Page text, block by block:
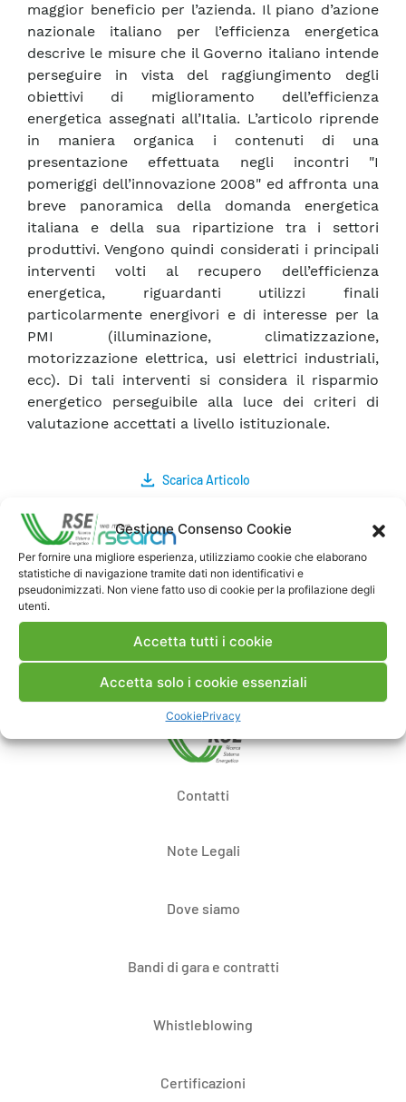
Gestione Consenso Cookie
Per fornire una migliore esperienza, utilizziamo cookie che elaborano
statistiche di navigazione tramite dati non identificativi e
pseudonimizzati. Non viene fatto uso di cookie per la profilazione degli
utenti.
Accetta tutti i cookie
Accetta solo i cookie essenziali
CookiePrivacy
maggior beneficio per l’azienda. Il piano d’azione
nazionale italiano per l’efficienza energetica
descrive le misure che il Governo italiano intende
perseguire in vista del raggiungimento degli
obiettivi di miglioramento dell’efficienza
energetica assegnati all’Italia. L’articolo riprende
in maniera organica i contenuti di una
presentazione effettuata negli incontri "I
pomeriggi dell’innovazione 2008" ed affronta una
breve panoramica della domanda energetica
italiana e della sua ripartizione tra i settori
produttivi. Vengono quindi considerati i principali
interventi volti al recupero dell’efficienza
energetica, riguardanti utilizzi finali
particolarmente energivori e di interesse per la
PMI (illuminazione, climatizzazione,
motorizzazione elettrica, usi elettrici industriali,
ecc). Di tali interventi si considera il risparmio
energetico perseguibile alla luce dei criteri di
valutazione accettati a livello istituzionale.
Scarica Articolo
Commenti
Pubblica un commento
Contatti
Note Legali
Dove siamo
Bandi di gara e contratti
Whistleblowing
Certificazioni